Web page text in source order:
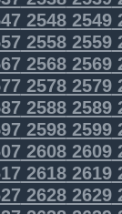
25482549
25582559
25682569
25782579
25882589
25982599
26082609
26182619
26282629